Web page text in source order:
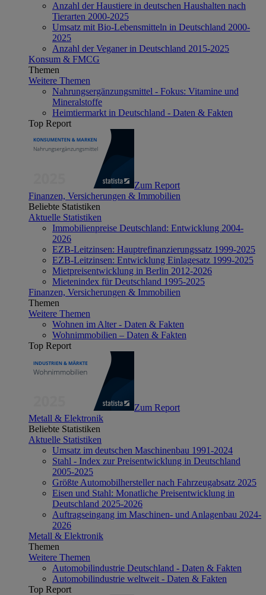
Anzahl der Haustiere in deutschen Haushalten nach
Tierarten 2000-2025
Umsatz mit Bio-Lebensmitteln in Deutschland 2000-
2025
Anzahl der Veganer in Deutschland 2015-2025
Konsum & FMCG
Themen
Weitere Themen
Nahrungsergänzungsmittel - Fokus: Vitamine und
Mineralstoffe
Heimtiermarkt in Deutschland - Daten & Fakten
Top Report
Zum Report
Finanzen, Versicherungen & Immobilien
Beliebte Statistiken
Aktuelle Statistiken
Immobilienpreise Deutschland: Entwicklung 2004-
2026
EZB-Leitzinsen: Hauptrefinanzierungssatz 1999-2025
EZB-Leitzinsen: Entwicklung Einlagesatz 1999-2025
Mietpreisentwicklung in Berlin 2012-2026
Mietenindex für Deutschland 1995-2025
Finanzen, Versicherungen & Immobilien
Themen
Weitere Themen
Wohnen im Alter - Daten & Fakten
Wohnimmobilien – Daten & Fakten
Top Report
Zum Report
Metall & Elektronik
Beliebte Statistiken
Aktuelle Statistiken
Umsatz im deutschen Maschinenbau 1991-2024
Stahl - Index zur Preisentwicklung in Deutschland
2005-2025
Größte Automobilhersteller nach Fahrzeugabsatz 2025
Eisen und Stahl: Monatliche Preisentwicklung in
Deutschland 2025-2026
Auftragseingang im Maschinen- und Anlagenbau 2024-
2026
Metall & Elektronik
Themen
Weitere Themen
Automobilindustrie Deutschland - Daten & Fakten
Automobilindustrie weltweit - Daten & Fakten
Top Report